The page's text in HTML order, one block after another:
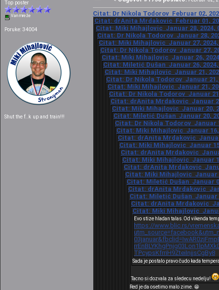
Top poster
Van mreže
Poruke: 34004
Shut the f..k up and train!!!
Citat: Dr Nikola Todorov Februar 02,
Citat: drAnita Mrdakovic Februar 01,
Citat: Miki Mihajlovic Januar 28, 2024,
Citat: Dr Nikola Todorov Januar 28,
Citat: Miki Mihajlovic Januar 27, 2024,
Citat: Dr Nikola Todorov Januar 27,
Citat: Miki Mihajlovic Januar 26,
Citat: Miletić Dušan Januar 26, 2024,
Citat: Miki Mihajlovic Januar 21,
Citat: Dr Nikola Todorov Januar 21,
Citat: Miki Mihajlovic Januar 21,
Citat: Dr Nikola Todorov Januar
Citat: drAnita Mrdakovic Januar
Citat: Miki Mihajlovic Januar 20,
Citat: Miletić Dušan Januar 20,
Citat: Dr Nikola Todorov Januar
Citat: Miki Mihajlovic Januar 16,
Citat: drAnita Mrdakovic Januar
Citat: Miki Mihajlovic Januar
Citat: drAnita Mrdakovic
Citat: Miki Mihajlovic Januar
Citat: drAnita Mrdakovic
Citat: Miki Mihajlovic Januar
Citat: Miletić Dušan Januar
Citat: drAnita Mrdakovic
Citat: Miletić Dušan Januar
Citat: drAnita Mrdakovic
Citat: Miki Mihajlovic
Evo stize hladan talas.Od vikenda
https://www.blic.rs/
TPcypsKfrriH9ZteiInjjsCgBy8
Sada je postalo pravo čudo kada
Tacno si dozvala za sledecu nedelju!
Red je da osetimo malo zime. 😁